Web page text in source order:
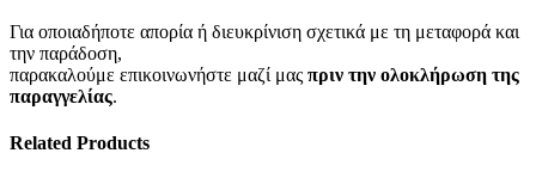
Για οποιαδήποτε απορία ή διευκρίνιση σχετικά με τη μεταφορά και
την παράδοση,
παρακαλούμε επικοινωνήστε μαζί μας πριν την ολοκλήρωση της
παραγγελίας.
Related Products